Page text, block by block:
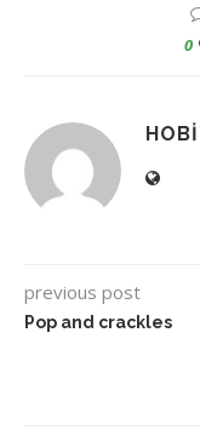
0
previous post
Pop and crackles